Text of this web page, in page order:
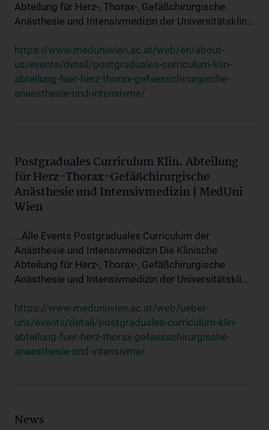
Abteilung für Herz-, Thorax-, Gefäßchirurgische
Anästhesie und Intensivmedizin der Universitätsklin...
https://www.meduniwien.ac.at/web/en/about-
us/events/detail/postgraduales-curriculum-klin-
abteilung-fuer-herz-thorax-gefaesschirurgische-
anaesthesie-und-intensivme/
Postgraduales Curriculum Klin. Abteilung
für Herz-Thorax-Gefäßchirurgische
Anästhesie und Intensivmedizin | MedUni
Wien
...Alle Events Postgraduales Curriculum der
Anästhesie und Intensivmedizin Die Klinische
Abteilung für Herz-, Thorax-, Gefäßchirurgische
Anästhesie und Intensivmedizin der Universitätskli...
https://www.meduniwien.ac.at/web/ueber-
uns/events/detail/postgraduales-curriculum-klin-
abteilung-fuer-herz-thorax-gefaesschirurgische-
anaesthesie-und-intensivme/
News